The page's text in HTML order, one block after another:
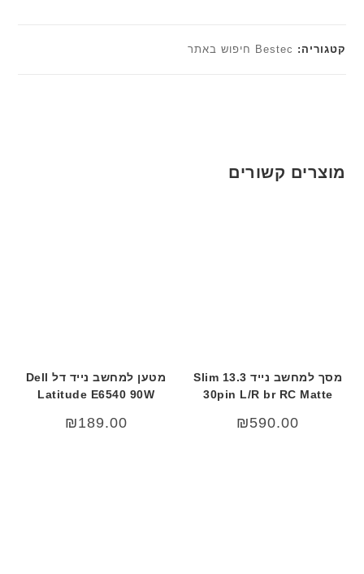
קטגוריה: Bestec חיפוש באתר
מוצרים קשורים
מסך למחשב נייד 13.3 Slim
30pin L/R br RC Matte
₪590.00
מטען למחשב נייד דל Dell
Latitude E6540 90W
₪189.00